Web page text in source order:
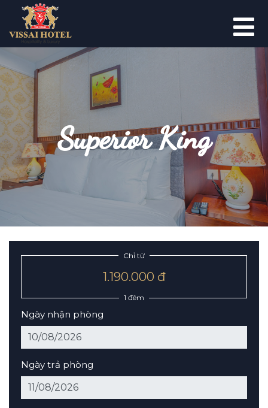
Superior King
1.190.000 đ
Chỉ từ
1 đêm
Ngày nhận phòng
Ngày trả phòng